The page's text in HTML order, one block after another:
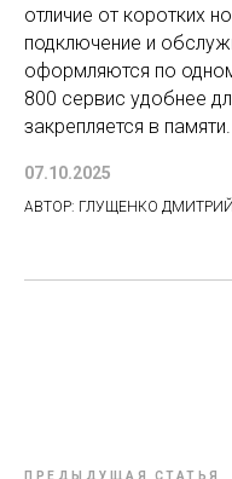
отличие от коротких
подключение и
оформляются по
800 сервис удобнее
закрепляется в памяти.
07.10.2025
АВТОР: ГЛУЩЕНКО
ПРЕДЫДУЩАЯ СТАТЬЯ